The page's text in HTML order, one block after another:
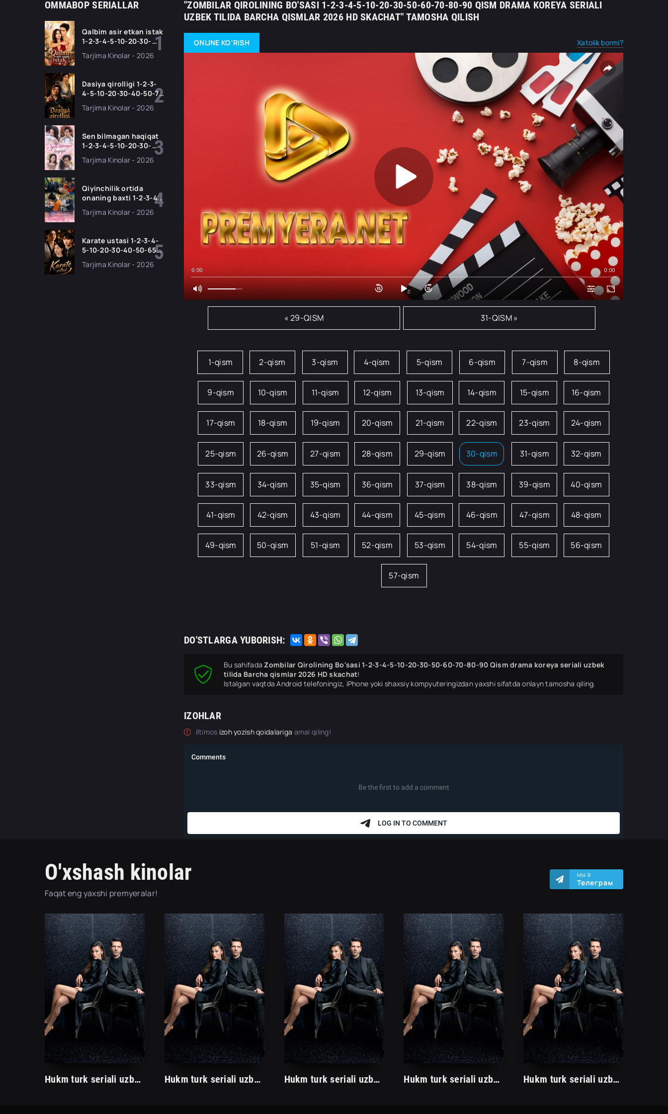
OMMABOP SERIALLAR
Qalbim asir etkan istak
1-2-3-4-5-10-20-30-
50-60-70-80-90 Qism
drama koreya seriali
skachat
Tarjima Kinolar - 2026
Dasiya qirolligi 1-2-3-
4-5-10-20-30-40-50-70
seriali uzbek tilida
Tarjima Kinolar - 2026
Sen bilmagan haqiqat
1-2-3-4-5-10-20-30-
50-60-70-80-90 Qism
drama koreya seriali
skachat
Tarjima Kinolar - 2026
Qiyinchilik ortida
onaning baxti 1-2-3-4-
5-10-20-30-40-50-65
Qism drama koreya
HD skachat
Tarjima Kinolar - 2026
Karate ustasi 1-2-3-4-
5-10-20-30-40-50-65
seriali uzbek tilida
Tarjima Kinolar - 2026
"ZOMBILAR QIROLINING BO'SASI 1-2-3-4-5-10-20-30-50-60-70-80-90 QISM DRAMA KOREYA SERIALI
UZBEK TILIDA BARCHA QISMLAR 2026 HD SKACHAT" TAMOSHA QILISH
ONLINE KO'RISH Xatolik bormi?
0:00 0:00
« 29-QISM 31-QISM »
1-qism 2-qism 3-qism 4-qism 5-qism 6-qism 7-qism 8-qism
9-qism 10-qism 11-qism 12-qism 13-qism 14-qism 15-qism 16-qism
17-qism 18-qism 19-qism 20-qism 21-qism 22-qism 23-qism 24-qism
25-qism 26-qism 27-qism 28-qism 29-qism 30-qism 31-qism 32-qism
33-qism 34-qism 35-qism 36-qism 37-qism 38-qism 39-qism 40-qism
41-qism 42-qism 43-qism 44-qism 45-qism 46-qism 47-qism 48-qism
49-qism 50-qism 51-qism 52-qism 53-qism 54-qism 55-qism 56-qism
57-qism
DO'STLARGA YUBORISH:
Bu sahifadaZombilar Qirolining Bo'sasi 1-2-3-4-5-10-20-30-50-60-70-80-90 Qism drama koreya seriali uzbek
tilida Barcha qismlar 2026 HD skachat!
Istalgan vaqtda Android telefoningiz, iPhone yoki shaxsiy kompyuteringizdan yaxshi sifatda onlayn tamosha qiling.
IZOHLAR
Iltimos izoh yozish qoidalariga amal qiling!
O'xshash kinolar
Faqat eng yaxshi premyeralar!
МЫ В
Телеграм
Hukm turk seriali uzbek tilida /Хукм турк сериали ўзбек тилида/ 203. 204. 205. 206. 207. 208. 209. 210. 211. 212. 213. 214. 215 barcha qismlari. Hukm turk seriali uzbek tilida /Хукм турк сериали ўзбек тилида/ 203. 204. 205. 206. 207. 208. 209. 210. 211. 212. 213. 214. 215 barcha qismlari. Hukm turk seriali uzbek tilida /Хукм турк сериали ўзбек тилида/ 203. 204. 205. 206. 207. 208. 209. 210. 211. 212. 213. 214. 215 barcha qismlari. Hukm turk seriali uzbek tilida /Хукм турк сериали ўзбек тилида/ 203. 204. 205. 206. 207. 208. 209. 210. 211. 212. 213. 214. 215 barcha qismlari. Hukm turk seriali uzbek tilida /Хукм турк сериали ўзбек тилида/ 203. 204. 205. 206. 207. 208. 209. 210. 211. 212. 213. 214. 215 barcha qismlari.